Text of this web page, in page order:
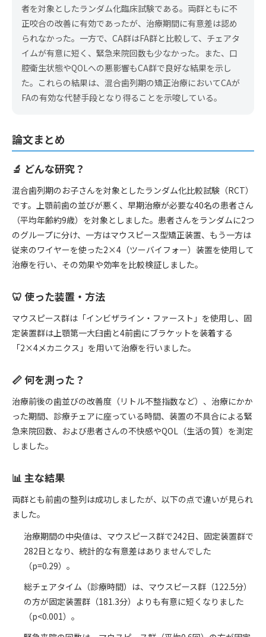
者を対象としたランダム化臨床試験である。両群ともに不
正咬合の改善に有効であったが、治療期間に有意差は認め
られなかった。一方で、CA群はFA群と比較して、チェアタ
イムが有意に短く、緊急来院回数も少なかった。また、口
腔衛生状態やQOLへの悪影響もCA群で良好な結果を示し
た。これらの結果は、混合歯列期の矯正治療においてCAが
FAの有効な代替手段となり得ることを示唆している。
論文まとめ
🔬 どんな研究？
混合歯列期のお子さんを対象としたランダム化比較試験（RCT）
です。上顎前歯の並びが悪く、早期治療が必要な40名の患者さん
（平均年齢約9歳）を対象としました。患者さんをランダムに2つ
のグループに分け、一方はマウスピース型矯正装置、もう一方は
従来のワイヤーを使った2×4（ツーバイフォー）装置を使用して
治療を行い、その効果や効率を比較検証しました。
🦷 使った装置・方法
マウスピース群は「インビザライン・ファースト」を使用し、固
定装置群は上顎第一大臼歯と4前歯にブラケットを装着する
「2×4メカニクス」を用いて治療を行いました。
📏 何を測った？
治療前後の歯並びの改善度（リトル不整指数など）、治療にかか
った期間、診療チェアに座っている時間、装置の不具合による緊
急来院回数、および患者さんの不快感やQOL（生活の質）を測定
しました。
📊 主な結果
両群とも前歯の整列は成功しましたが、以下の点で違いが見られ
ました。
治療期間の中央値は、マウスピース群で242日、固定装置群で
282日となり、統計的な有意差はありませんでした
（p=0.29）。
総チェアタイム（診療時間）は、マウスピース群（122.5分）
の方が固定装置群（181.3分）よりも有意に短くなりました
（p<0.001）。